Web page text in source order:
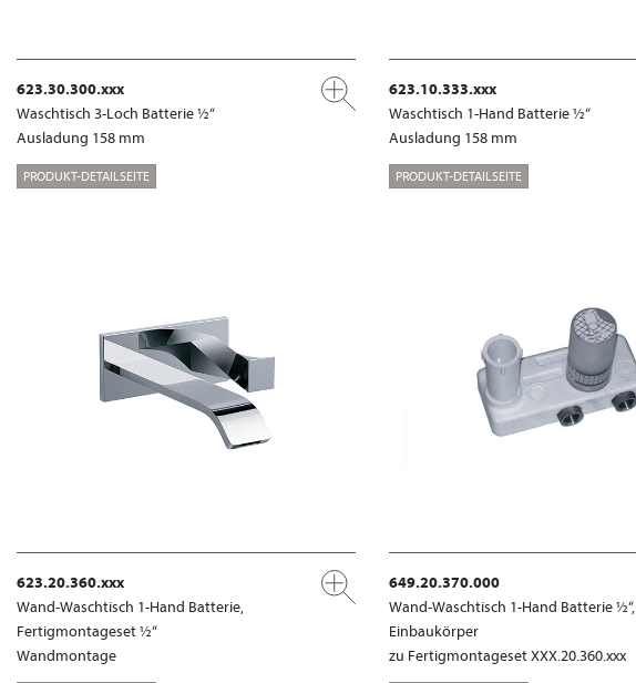
623.30.300.xxx
Waschtisch 3-Loch Batterie ½“
Ausladung 158 mm
PRODUKT-DETAILSEITE
623.10.333.xxx
Waschtisch 1-Hand Batterie ½“
Ausladung 158 mm
PRODUKT-DETAILSEITE
623.20.360.xxx
Wand-Waschtisch 1-Hand Batterie,
Fertigmontageset ½“
Wandmontage
649.20.370.000
Wand-Waschtisch 1-Hand Batterie ½“,
Einbaukörper
zu Fertigmontageset XXX.20.360.xxx